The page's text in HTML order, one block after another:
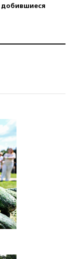
добившиеся